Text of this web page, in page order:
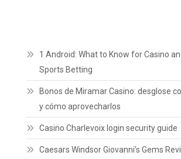
1 Android: What to Know for Casino
Sports Betting
Bonos de Miramar Casino: desglose
y cómo aprovecharlos
Casino Charlevoix login security guide
Caesars Windsor Giovanni’s Gems